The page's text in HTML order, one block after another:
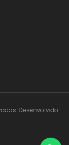
Desenvolvido